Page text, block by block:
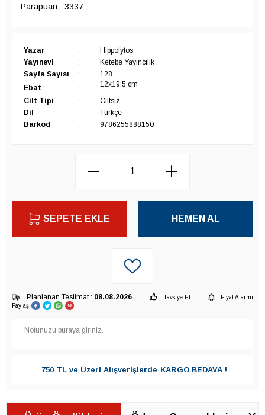
Parapuan : 3337
Yazar :
Hippolytos
Yayınevi
:
Ketebe Yayıncılık
Sayfa Sayısı
:
128
Ebat
:
12x19.5 cm
Cilt Tipi
:
Ciltsiz
Dil
:
Türkçe
Barkod
: 9786255888150
SEPETE EKLE HEMEN AL
Planlanan Teslimat : 08.08.2026 Tavsiye Et
Fiyat Alarmı
Paylaş
750 TL ve Üzeri Alışverişlerde KARGO BEDAVA !